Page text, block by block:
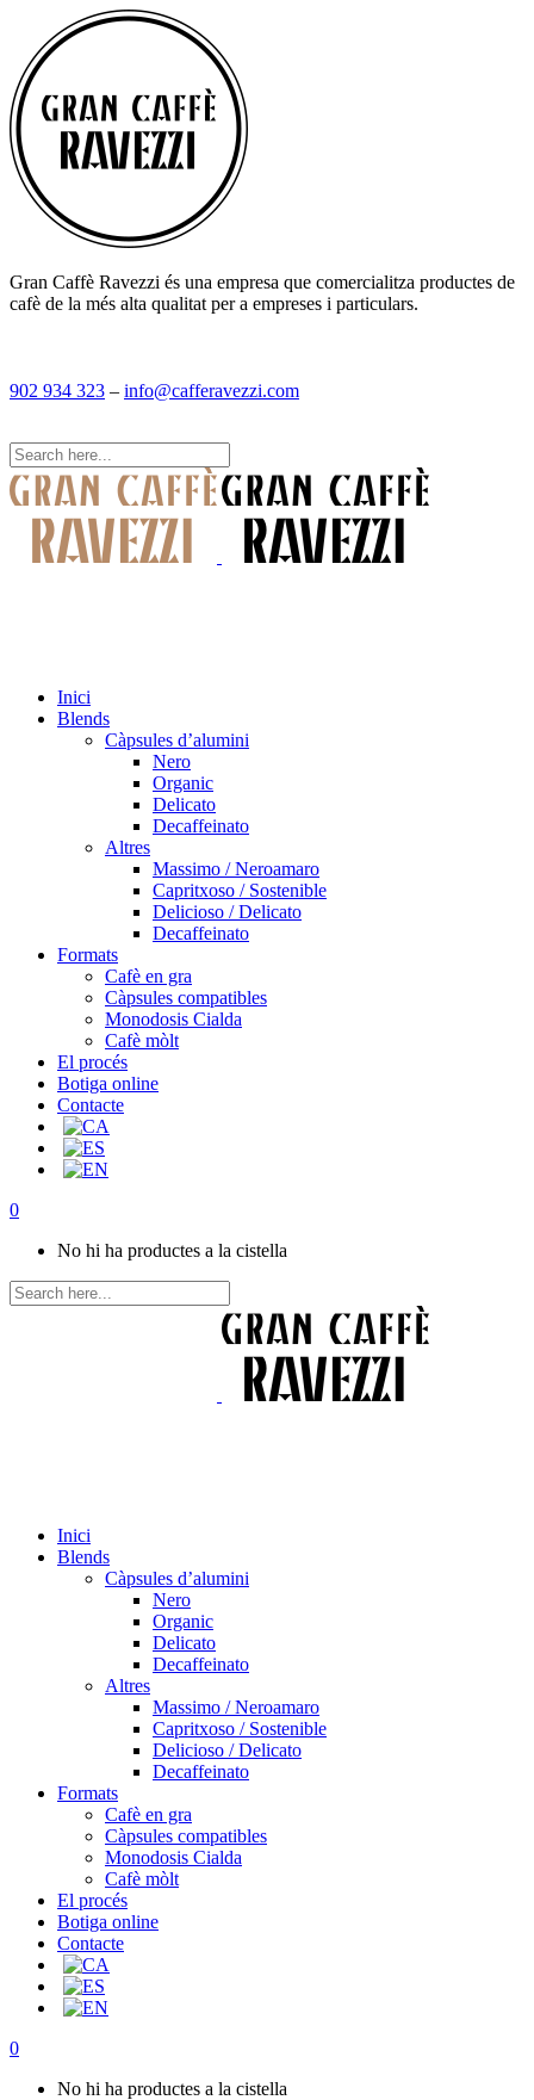
Gran Caffè Ravezzi és una empresa que comercialitza productes de
cafè de la més alta qualitat per a empreses i particulars.
902 934 323 – info@cafferavezzi.com
Inici
Blends
Càpsules d’alumini
Nero
Organic
Delicato
Decaffeinato
Altres
Massimo / Neroamaro
Capritxoso / Sostenible
Delicioso / Delicato
Decaffeinato
Formats
Cafè en gra
Càpsules compatibles
Monodosis Cialda
Cafè mòlt
El procés
Botiga online
Contacte
0
No hi ha productes a la cistella
Inici
Blends
Càpsules d’alumini
Nero
Organic
Delicato
Decaffeinato
Altres
Massimo / Neroamaro
Capritxoso / Sostenible
Delicioso / Delicato
Decaffeinato
Formats
Cafè en gra
Càpsules compatibles
Monodosis Cialda
Cafè mòlt
El procés
Botiga online
Contacte
0
No hi ha productes a la cistella